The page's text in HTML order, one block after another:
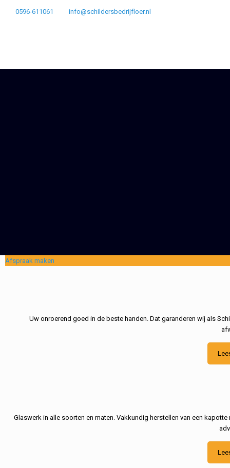
0596-611061 info@schildersbedrijfloer.nl
Afspraak maken
Uw onroerend goed in de beste handen. Dat garanderen wij als
Glaswerk in alle soorten en maten. Vakkundig herstellen van een